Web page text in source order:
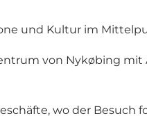
und Kultur im
von Nykøbing
wo der Besuch